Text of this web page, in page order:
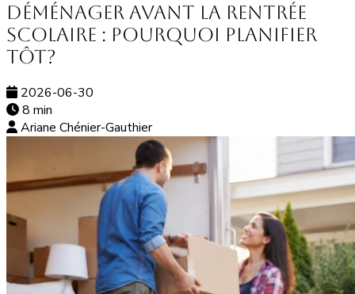
Déménager avant la rentrée
scolaire : pourquoi planifier
tôt?
2026-06-30
8 min
Ariane Chénier-Gauthier